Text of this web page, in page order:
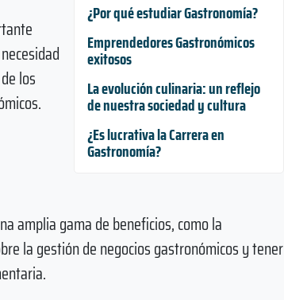
¿Por qué estudiar Gastronomía?
Emprendedores Gastronómicos
exitosos
La evolución culinaria: un reflejo
de nuestra sociedad y cultura
¿Es lucrativa la Carrera en
Gastronomía?
los
amplia gama de beneficios, como la
la gestión de negocios gastronómicos y tener